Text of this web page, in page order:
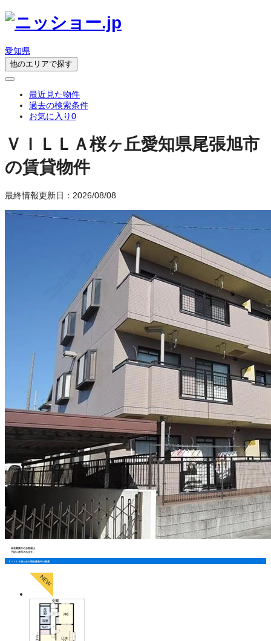
愛知県
他のエリアで探す
最近見た物件
過去の検索条件
お気に入り0
ＶＩＬＬＡ桜ヶ丘愛知県尾張旭市
の賃貸物件
最終情報更新日：2026/08/08
現在募集中のお部屋は
下記に表示されます。
ＶＩＬＬＡ桜ヶ丘の現在募集中の部屋